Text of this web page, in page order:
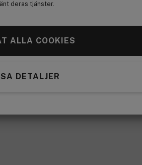
deras tjänster.
ALLA COOKIES
DETALJER